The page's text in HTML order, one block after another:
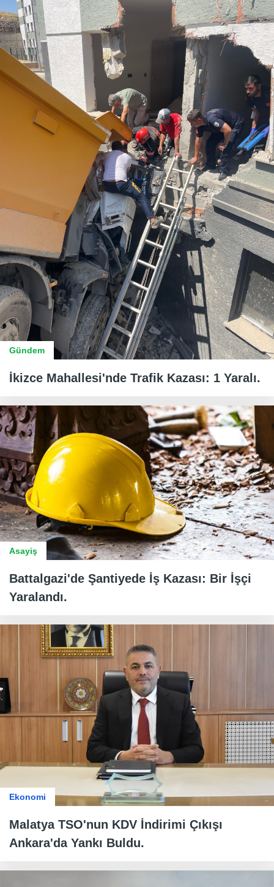
Gündem
İkizce Mahallesi'nde Trafik Kazası: 1 Yaralı.
Asayiş
Battalgazi'de Şantiyede İş Kazası: Bir İşçi
Yaralandı.
Ekonomi
Malatya TSO'nun KDV İndirimi Çıkışı
Ankara'da Yankı Buldu.